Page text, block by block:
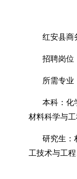
红安县商
招聘岗位
所需专业
本科：化
材料科学与
研究生：
工技术与工